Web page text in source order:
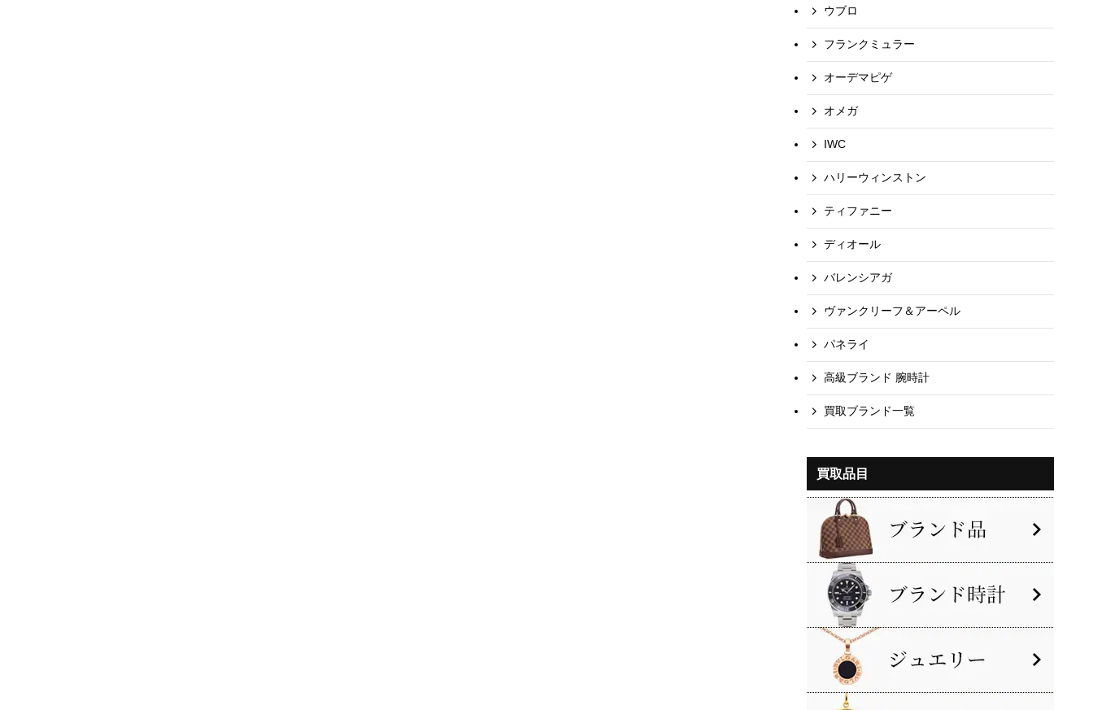
ウブロ
フランクミュラー
オーデマピゲ
オメガ
IWC
ハリーウィンストン
ティファニー
ディオール
バレンシアガ
ヴァンクリーフ＆アーペル
パネライ
高級ブランド 腕時計
買取ブランド一覧
買取品目